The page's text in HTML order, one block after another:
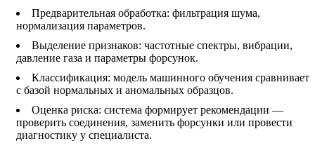
Предварительная обработка: фильтрация шума,
нормализация параметров.
Выделение признаков: частотные спектры, вибрации,
давление газа и параметры форсунок.
Классификация: модель машинного обучения сравнивает
с базой нормальных и аномальных образцов.
Оценка риска: система формирует рекомендации —
проверить соединения, заменить форсунки или провести
диагностику у специалиста.